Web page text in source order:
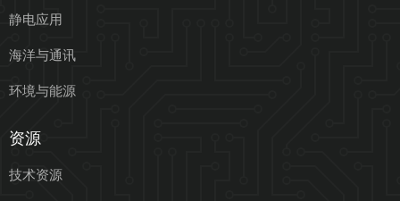
静电应用
海洋与通讯
环境与能源
资源
技术资源